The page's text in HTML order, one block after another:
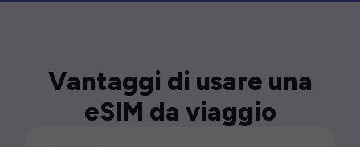
Vantaggi di usare una
eSIM da viaggio